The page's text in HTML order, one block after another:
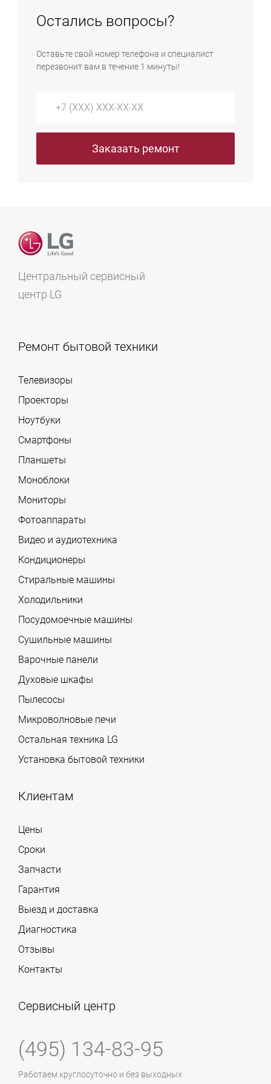
воды.
запускает помпу, ожидая прямого подтверждения
кнопки отжима (Spin) на панели управления или
через интерфейс приложения LG ThinQ.
Остались вопросы?
Оставьте свой номер телефона и специалист
перезвонит вам в течение 1 минуты!
Заказать ремонт
Центральный сервисный
центр LG
Ремонт бытовой техники
Телевизоры
Проекторы
Ноутбуки
Смартфоны
Планшеты
Моноблоки
Мониторы
Фотоаппараты
Видео и аудиотехника
Кондиционеры
Стиральные машины
Холодильники
Посудомоечные машины
Сушильные машины
Варочные панели
Духовые шкафы
Пылесосы
Микроволновые печи
Остальная техника LG
Установка бытовой техники
Клиентам
Цены
Сроки
Запчасти
Гарантия
Выезд и доставка
Диагностика
Отзывы
Контакты
Сервисный центр
(495) 134-83-95
Работаем круглосуточно и без выходных